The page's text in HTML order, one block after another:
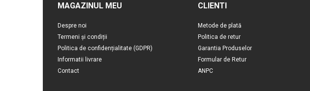
MAGAZINUL MEU
Despre noi
Termeni și condiții
Politica de confidențialitate (GDPR)
Informatii livrare
Contact
CLIENTI
Metode de plată
Politica de retur
Garantia Produselor
Formular de Retur
ANPC